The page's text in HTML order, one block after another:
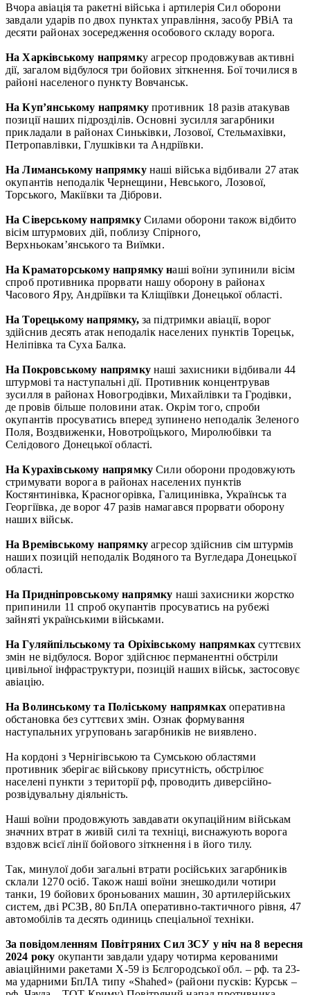
Вчора авіація та ракетні війська і артилерія Сил оборони
завдали ударів по двох пунктах управління, засобу РВіА та
десяти районах зосередження особового складу ворога.
На Харківському напрямку агресор продовжував активні
дії, загалом відбулося три бойових зіткнення. Бої точилися в
районі населеного пункту Вовчанськ.
На Куп’янському напрямку противник 18 разів атакував
позиції наших підрозділів. Основні зусилля загарбники
прикладали в районах Синьківки, Лозової, Стельмахівки,
Петропавлівки, Глушківки та Андріївки.
На Лиманському напрямку наші війська відбивали 27 атак
окупантів неподалік Чернещини, Невського, Лозової,
Торського, Макіївки та Діброви.
На Сіверському напрямку Силами оборони також відбито
вісім штурмових дій, поблизу Спірного,
Верхньокам’янського та Виїмки.
На Краматорському напрямку наші воїни зупинили вісім
спроб противника прорвати нашу оборону в районах
Часового Яру, Андріївки та Кліщіївки Донецької області.
На Торецькому напрямку, за підтримки авіації, ворог
здійснив десять атак неподалік населених пунктів Торецьк,
Неліпівка та Суха Балка.
На Покровському напрямку наші захисники відбивали 44
штурмові та наступальні дії. Противник концентрував
зусилля в районах Новогродівки, Михайлівки та Гродівки,
де провів більше половини атак. Окрім того, спроби
окупантів просуватись вперед зупинено неподалік Зеленого
Поля, Воздвиженки, Новотроїцького, Миролюбівки та
Селідового Донецької області.
На Курахівському напрямку Сили оборони продовжують
стримувати ворога в районах населених пунктів
Костянтинівка, Красногорівка, Галицинівка, Українськ та
Георгіївка, де ворог 47 разів намагався прорвати оборону
наших військ.
На Времівському напрямкуагресор здійснив сім штурмів
наших позицій неподалік Водяного та Вугледара Донецької
області.
На Придніпровському напрямку наші захисники жорстко
припинили 11 спроб окупантів просуватись на рубежі
зайняті українськими військами.
На Гуляйпільському та Оріхівському напрямкахсуттєвих
змін не відбулося. Ворог здійснює перманентні обстріли
цивільної інфраструктури, позицій наших військ, застосовує
авіацію.
На Волинському та Поліському напрямкахоперативна
обстановка без суттєвих змін. Ознак формування
наступальних угруповань загарбників не виявлено.
На кордоні з Чернігівською та Сумською областями
противник зберігає військову присутність, обстрілює
населені пункти з території рф, проводить диверсійно-
розвідувальну діяльність.
Наші воїни продовжують завдавати окупаційним військам
значних втрат в живій силі та техніці, виснажують ворога
вздовж всієї лінії бойового зіткнення і в його тилу.
Так, минулої доби загальні втрати російських загарбників
склали 1270 осіб. Також наші воїни знешкодили чотири
танки, 19 бойових броньованих машин, 30 артилерійських
систем, дві РСЗВ, 80 БпЛА оперативно-тактичного рівня, 47
автомобілів та десять одиниць спеціальної техніки.
За повідомленням Повітряних Сил ЗСУ у ніч на 8 вересня
2024 року окупанти завдали удару чотирма керованими
авіаційними ракетами Х-59 із Бєлгородської обл. – рф. та 23-
ма ударними БпЛА типу «Shahed» (райони пусків: Курськ –